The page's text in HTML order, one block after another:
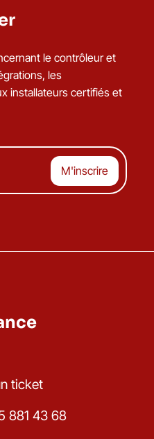
le contrôleur et
les
installateurs certifiés et
ticket
881 43 68